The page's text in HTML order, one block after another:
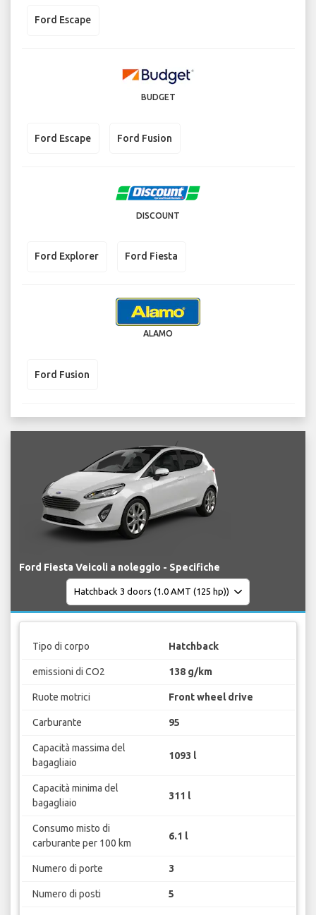
Ford Escape
BUDGET
Ford Escape Ford Fusion
DISCOUNT
Ford Explorer Ford Fiesta
ALAMO
Ford Fusion
Ford Fiesta Veicoli a noleggio - Specifiche
Tipo di corpo Hatchback
emissioni di CO2 138 g/km
Ruote motrici Front wheel drive
Carburante 95
Capacità massima del
bagagliaio
1093 l
Capacità minima del
bagagliaio
311 l
Consumo misto di
carburante per 100 km
6.1 l
Numero di porte 3
Numero di posti 5